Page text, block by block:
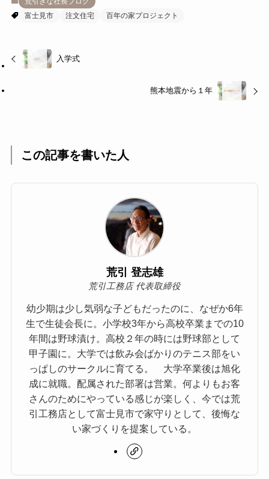
富士見市
注文住宅 百年の家プロジェクト
入学式
熊本地震から１年
この記事を書いた人
荒引 登志雄
荒引工務店 代表取締役
幼少期は少し気弱な子どもだったのに、なぜか6年
生で生徒会長に。小学校3年から高校卒業までの10
年間は野球漬け。高校２年の時には野球部として
甲子園に。大学では飲み会ばかりのテニス部をい
っぱしのサークルに育てる。 大学卒業後は旭化
成に就職。配属された部署は営業。何よりもお客
さんのためにやっている感じが楽しく、今では荒
引工務店として富士見市で家守りとして、後悔な
い家づくりを提案している。